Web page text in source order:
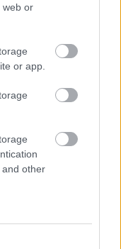
web or
or app.
other